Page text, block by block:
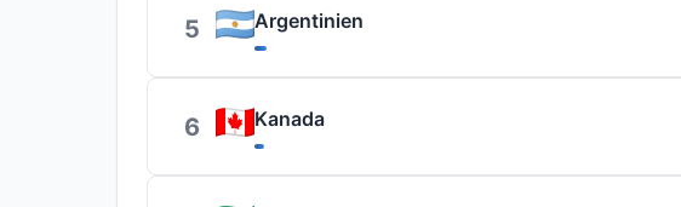
5 Argentinien
6 Kanada